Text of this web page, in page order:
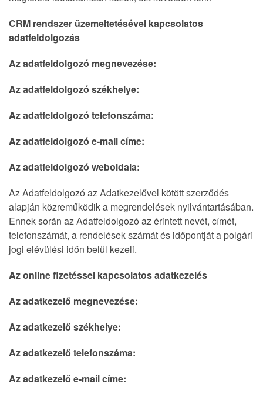
CRM rendszer üzemeltetésével kapcsolatos
adatfeldolgozás
Az adatfeldolgozó megnevezése:
Az adatfeldolgozó székhelye:
Az adatfeldolgozó telefonszáma:
Az adatfeldolgozó e-mail címe:
Az adatfeldolgozó weboldala:
Az Adatfeldolgozó az Adatkezelővel kötött szerződés
alapján közreműködik a megrendelések nyilvántartásában.
Ennek során az Adatfeldolgozó az érintett nevét, címét,
telefonszámát, a rendelések számát és időpontját a polgári
jogi elévülési időn belül kezeli.
Az online fizetéssel kapcsolatos adatkezelés
Az adatkezelő megnevezése:
Az adatkezelő székhelye:
Az adatkezelő telefonszáma:
Az adatkezelő e-mail címe: